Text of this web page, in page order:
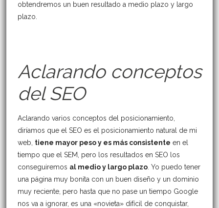
obtendremos un buen resultado a medio plazo y largo
plazo.
Aclarando conceptos
del SEO
Aclarando varios conceptos del posicionamiento,
diríamos que el SEO es el posicionamiento natural de mi
web, tiene mayor peso y es más consistente en el
tiempo que el SEM, pero los resultados en SEO los
conseguiremos al medio y largo plazo. Yo puedo tener
una página muy bonita con un buen diseño y un dominio
muy reciente, pero hasta que no pase un tiempo Google
nos va a ignorar, es una «novieta» difícil de conquistar,